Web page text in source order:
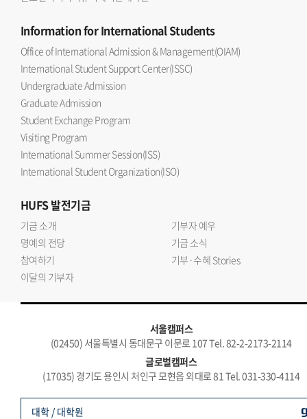
Informationfor International Students
Office of International Admission & Management(OIAM)
International Student Support Center(ISSC)
Undergraduate Admission
Graduate Admission
Student Exchange Program
Visiting Program
International Summer Session(ISS)
International Student Organization(ISO)
HUFS발전기금
기금 소개
기부자 예우
명예의 전당
기금 소식
참여하기
기부·수혜 Stories
이달의 기부자
서울캠퍼스
(02450) 서울특별시 동대문구 이문로 107 Tel. 82-2-2173-2114
글로벌캠퍼스
(17035) 경기도 용인시 처인구 모현읍 외대로 81 Tel. 031-330-4114
대학 / 대학원